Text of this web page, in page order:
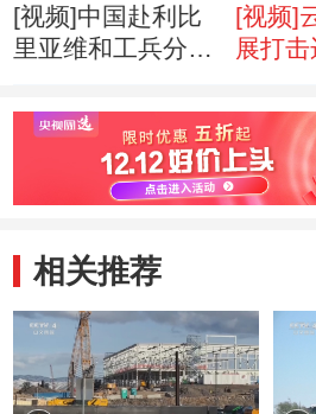
[视频]中国赴利比
里亚维和工兵分队
任务
[视频]
展打
相关推荐